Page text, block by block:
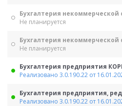
Бухгалтерия
Не планируется
Бухгалтерия
Не планируется
Бухгалтерия предприятия
Реализовано 3.0.190.22 от
Бухгалтерия предприятия,
Реализовано 3.0.190.22 от